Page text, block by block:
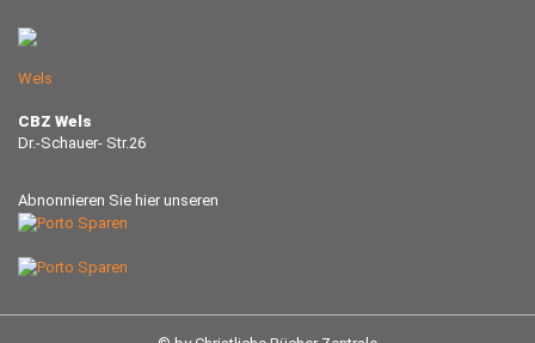
Wels
CBZ Wels
Dr.-Schauer- Str.26
Abnonnieren Sie hier unseren